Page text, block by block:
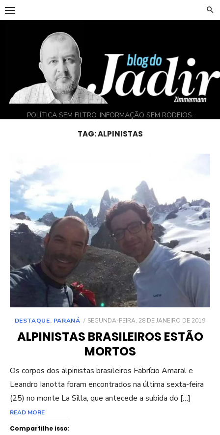
Skip
to
POLÍTICA SEM FILTRO, INFORMAÇÃO SEM RODEIOS.
TAG:ALPINISTAS
DESTAQUE, PARANÁ
POSTED
SEGUNDA-FEIRA, 28 DE JANEIRO DE 2019
ALPINISTAS BRASILEIROS ESTÃO
MORTOS
Os corpos dos alpinistas brasileiros Fabrício Amaral e
Leandro Ianotta foram encontrados na última sexta-feira
(25) no monte La Silla, que antecede a subida do […]
READ MORE
Compartilhe isso: